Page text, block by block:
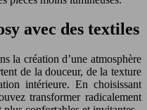
avec des textiles
la création d’une atmosphère
de la douceur, de la texture
intérieure. En choisissant
transformer radicalement